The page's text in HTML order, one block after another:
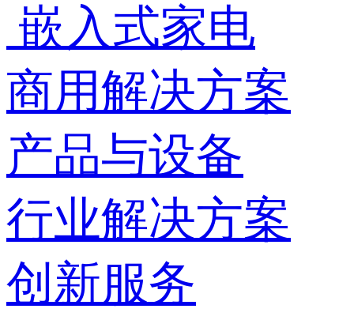
嵌入式家电
商用解决方案
产品与设备
行业解决方案
创新服务